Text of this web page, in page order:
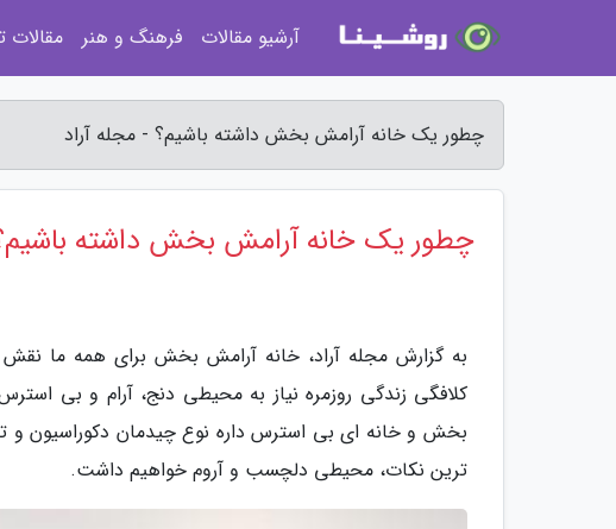
چطور یک خانه آرامش بخش داشته باشیم؟ - مجله آراد
چطور یک خانه آرامش بخش داشته
به گزارش مجله آراد، خانه آرامش بخش برای همه ما نقش
کلافگی زندگی روزمره نیاز به محیطی دنج، آرام و بی
بخش و خانه ای بی استرس داره نوع چیدمان دکوراسیون و
ترین نکات، محیطی دلچسب و آروم خواهیم داشت.
آرشیو مقالات فرهنگ و هنر مقالات